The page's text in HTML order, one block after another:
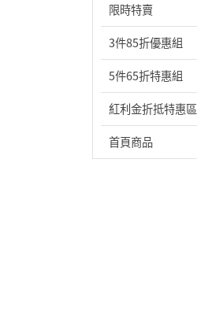
限時特賣
3件85折優惠組
5件65折特惠組
紅利金折抵特惠區
首頁商品